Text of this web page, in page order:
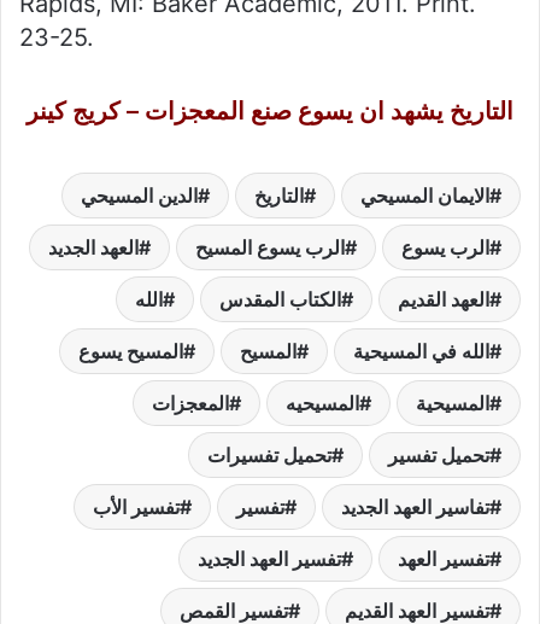
23-25.
التاريخ يشهد ان يسوع صنع المعجزات – كريج كينر
الايمان المسيحي التاريخ الدين المسيحي
الرب يسوع الرب يسوع المسيح العهد الجديد
العهد القديم الكتاب المقدس الله
الله في المسيحية المسيح المسيح يسوع
المسيحية المسيحيه المعجزات
تحميل تفسير تحميل تفسيرات
تفاسير العهد الجديد تفسير تفسير الأب
تفسير العهد تفسير العهد الجديد
تفسير العهد القديم تفسير القمص